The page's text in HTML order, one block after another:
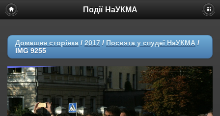
Події НаУКМА
Домашня сторінка / 2017 / Посвята у спудеї НаУКМА /
IMG 9255